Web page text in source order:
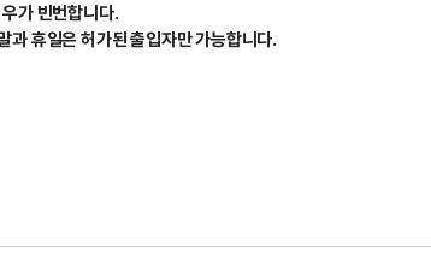
가 빈번합니다.
과 휴일은 허가된 출입자만 가능합니다.